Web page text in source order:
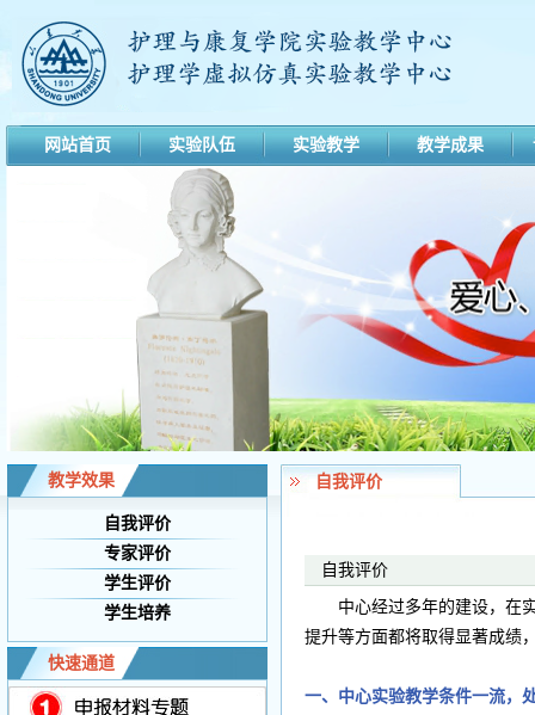
网站首页 实验队伍 实验教学 教学成果
自我评价
自我评价
中心经过多年的建设，在实
提升等方面都将取得显著成绩
一、中心实验教学条件一流，
教学效果
自我评价
专家评价
学生评价
学生培养
快速通道